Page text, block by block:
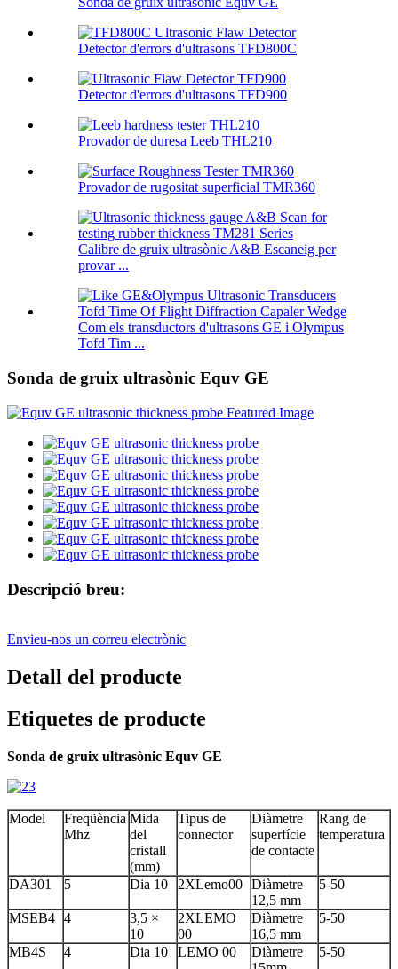
Detector d'errors d'ultrasons TFD800C
Detector d'errors d'ultrasons TFD900
Provador de duresa Leeb THL210
Provador de rugositat superficial TMR360
Calibre de gruix ultrasònic A&B Escaneig per
provar ...
Com els transductors d'ultrasons GE i Olympus
Tofd Tim ...
Sonda de gruix ultrasònic Equv GE
Descripció breu:
Envieu-nos un correu electrònic
Detall del producte
Etiquetes de producte
Sonda de gruix ultrasònic Equv GE
Model
Freqüència
Mhz
Mida
del
cristall
(mm)
Tipus de
connector
Diàmetre
superfície
de contacte
Rang de
temperatura
DA301 5 Dia 10 2XLemo00 Diàmetre
12,5 mm
5-50
MSEB4 4
3,5 ×
10
2XLEMO
00
Diàmetre
16,5 mm
5-50
MB4S 4 Dia 10 LEMO 00
Diàmetre
5-50